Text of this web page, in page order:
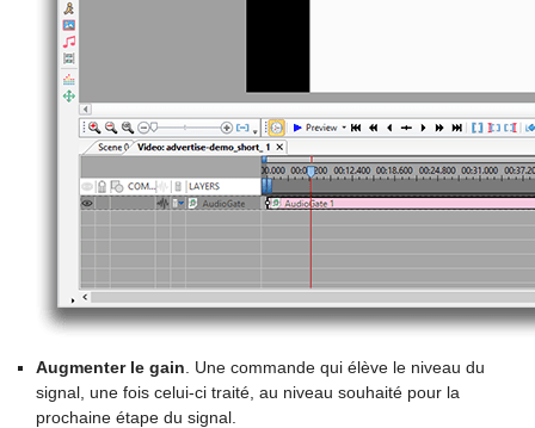
Augmenter le gain . Une commande qui élève le niveau du
signal, une fois celui-ci traité, au niveau souhaité pour la
prochaine étape du signal.